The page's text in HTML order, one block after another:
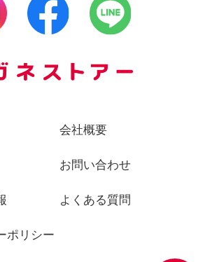
会社概要
お問い合わせ
よくある質問
ポリシー